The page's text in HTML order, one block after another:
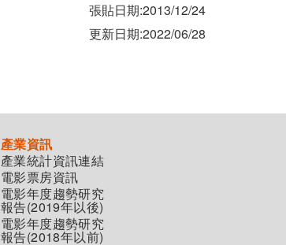
張貼日期:2013/12/24
更新日期:2022/06/28
產業資訊
產業統計資訊連結
電影票房資訊
電影年度趨勢研究
報告(2019年以後)
電影年度趨勢研究
報告(2018年以前)